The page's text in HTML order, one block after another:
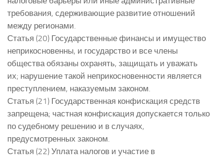
требования, сдерживающие развитие отношений
между регионами.
Статья (20) Государственные финансы и имущество
неприкосновенны, и государство и все члены
общества обязаны охранять, защищать и уважать
их; нарушение такой неприкосновенности является
преступлением, наказуемым законом.
Статья (21) Государственная конфискация средств
запрещена; частная конфискация допускается только
по судебному решению и в случаях,
предусмотренных законом.
Статья (22) Уплата налогов и участие в